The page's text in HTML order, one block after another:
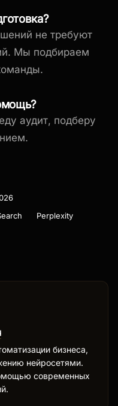
не требуют
Мы подбираем
аудит, подберу
Perplexity
бизнеса,
нейросетями.
современных